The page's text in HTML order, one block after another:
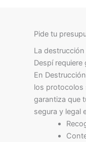
Pide tu
La
Despí
En
los protocolos
garantiza que
segura y legal